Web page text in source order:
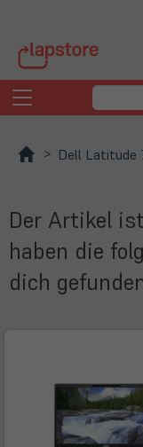
Toggle
navigation
Dell Latitude
Der Artikel
haben die
dich